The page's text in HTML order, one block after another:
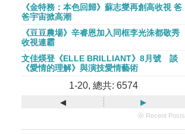
《金特務：本色回歸》蘇志燮再創高收視 爸
爸宇宙掀高潮
《豆豆農場》辛睿恩加入同框李光洙都敬秀
收視連霸
文佳煐登《ELLE BRILLIANT》8月號 談
《愛情的理解》與演技愛情藝術
1-20, 總共: 6574
◂ ▸
ⓦ Recent Posts